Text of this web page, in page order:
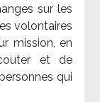
sur les
volontaires
mission, en
et de
qui